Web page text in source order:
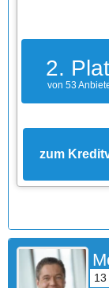
2.
von 53
zum